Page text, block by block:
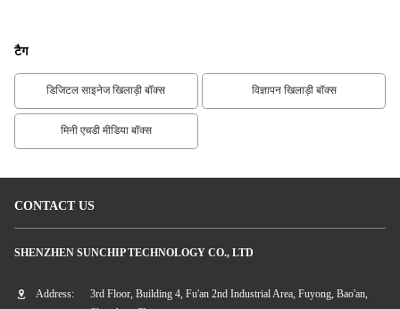
टैग
डिजिटल साइनेज खिलाड़ी बॉक्स विज्ञापन खिलाड़ी बॉक्स
मिनी एचडी मीडिया बॉक्स
CONTACT US
SHENZHEN SUNCHIP TECHNOLOGY CO., LTD
Address:
3rd Floor, Building 4, Fu'an 2nd Industrial Area, Fuyong, Bao'an,